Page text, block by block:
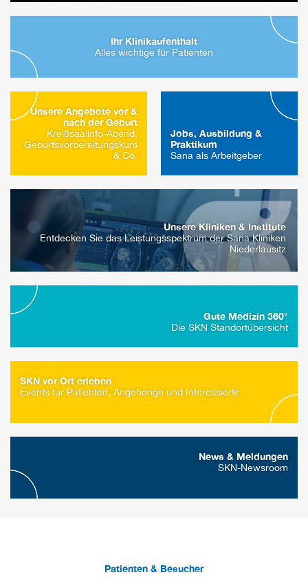
Ihr Klinikaufenthalt
Alles wichtige für Patienten
Unsere Angebote vor &
nach der Geburt
Kreißsaalinfo-Abend,
Geburtsvorbereitungskurs
& Co.
Jobs, Ausbildung &
Praktikum
Sana als Arbeitgeber
Unsere Kliniken & Institute
Entdecken Sie das Leistungsspektrum der Sana Kliniken
Niederlausitz
Gute Medizin 360°
Die SKN Standortübersicht
SKN vor Ort erleben
Events für Patienten, Angehörige und Interessierte
News & Meldungen
SKN-Newsroom
Patienten & Besucher